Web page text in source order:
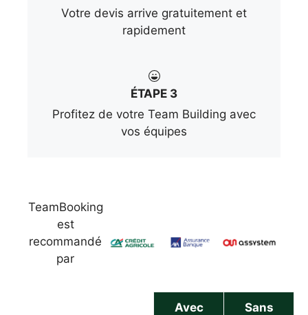
Votre devis arrive gratuitement et
rapidement
ÉTAPE 3
Profitez de votre Team Building avec
vos équipes
TeamBooking
est
recommandé
par
Avec
Sans